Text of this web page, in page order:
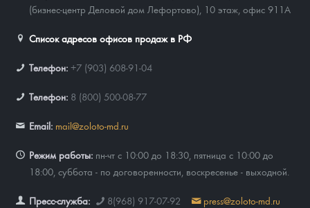
(бизнес-центр Деловой дом Лефортово), 10 этаж, офис 911А
Список адресов офисов продаж в РФ
Телефон: +7 (903) 608-91-04
Телефон: 8 (800) 500-08-77
Email: mail@zoloto-md.ru
Режим работы: пн-чт с 10:00 до 18:30, пятница с 10:00 до
18:00, суббота - по договоренности, воскресенье - выходной.
Пресс-служба: 8(968) 917-07-92 press@zoloto-md.ru